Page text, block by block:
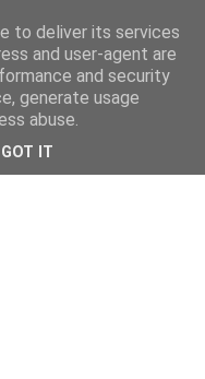
to deliver its services
and user-agent are
and security
generate usage
abuse.
GOT IT